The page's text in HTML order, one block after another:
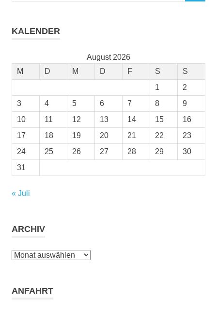
KALENDER
August 2026
M
D M D F S
S
1
2
3
4 5 6 7 8
9
10
11 12 13 14 15
16
17
18 19 20 21 22
23
24
25 26 27 28 29
30
31
« Juli
ARCHIV
Archiv
ANFAHRT